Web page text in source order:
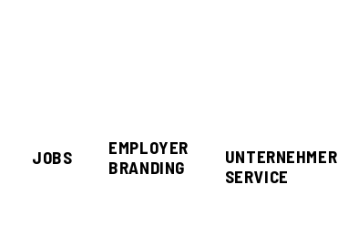
JOBS
EMPLOYER
BRANDING
UNTERNEHMER
SERVICE